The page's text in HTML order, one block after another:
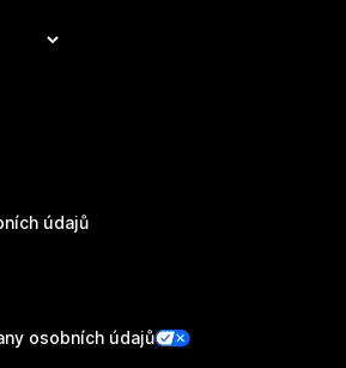
údajů
osobních údajů